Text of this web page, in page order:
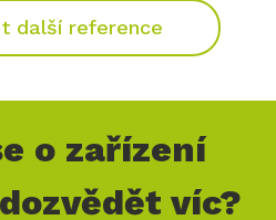
další reference
o zařízení
víc?